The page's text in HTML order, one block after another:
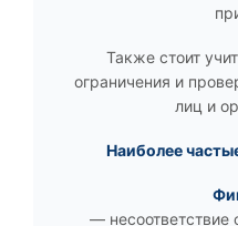
Также стоит
ограничения и
лиц и
Наиболее
— несоответствие